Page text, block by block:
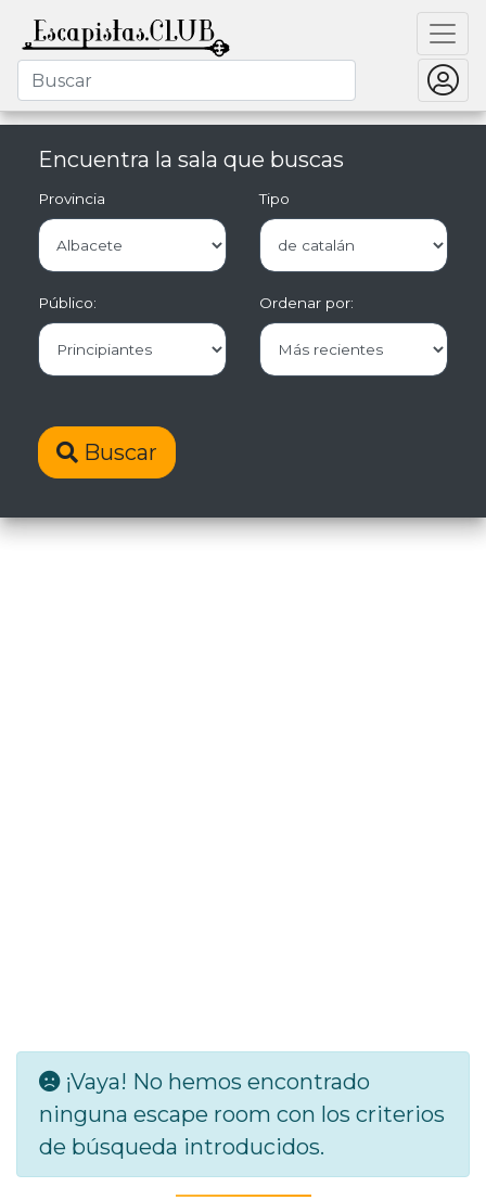
Encuentra la sala que buscas
Provincia Tipo
Público: Ordenar por:
Buscar
¡Vaya! No hemos encontrado
ninguna escape room con los criterios
de búsqueda introducidos.